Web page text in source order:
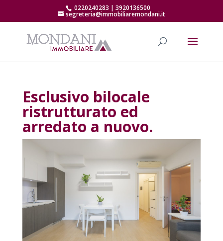
0220240283 | 3920136500
segreteria@immobiliaremondani.it
Esclusivo bilocale
ristrutturato ed
arredato a nuovo.